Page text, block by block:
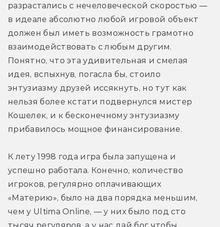
разрастались с нечеловеческой скоростью —
в идеале абсолютно любой игровой объект
должен был иметь возможность грамотно
взаимодействовать с любым другим.
Понятно, что эта удивительная и смелая
идея, вспыхнув, погасла бы, стоило
энтузиазму друзей иссякнуть, но тут как
нельзя более кстати подвернулся мистер
Кошелек, и к бесконечному энтузиазму
прибавилось мощное финансирование.
К лету 1998 года игра была запущена и
успешно работала. Конечно, количество
игроков, регулярно оплачивающих
«Материю», было на два порядка меньшим,
чем у Ultima Online, — у них было под сто
тысяч регуляров, а у нас дай бог чтобы